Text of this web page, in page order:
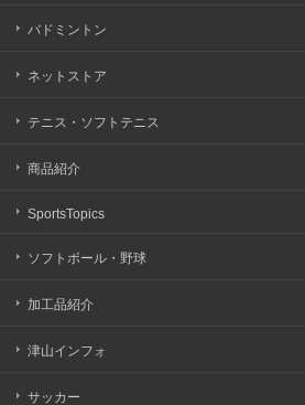
バドミントン
ネットストア
テニス・ソフトテニス
商品紹介
SportsTopics
ソフトボール・野球
加工品紹介
津山インフォ
サッカー